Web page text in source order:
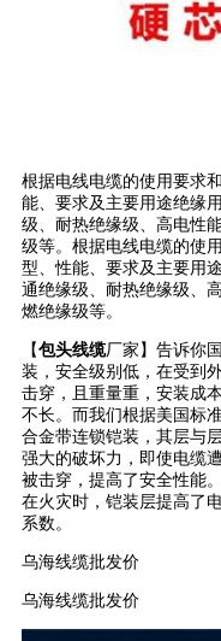
根据电线电缆的使用要求
能、要求及主要用途绝缘
级、耐热绝缘级、高电性
级等。根据电线电缆的使
型、性能、要求及主要用
通绝缘级、耐热绝缘级、
燃绝缘级等。
【包头线缆厂家】告诉你
装，安全级别低，在受到
击穿，且重量重，安装成
不长。而我们根据美国标
合金带连锁铠装，其层与
强大的破坏力，即使电缆
被击穿，提高了安全性能
在火灾时，铠装层提高了
系数。
乌海线缆批发价
乌海线缆批发价